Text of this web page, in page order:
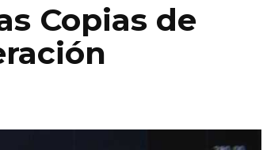
Copias de